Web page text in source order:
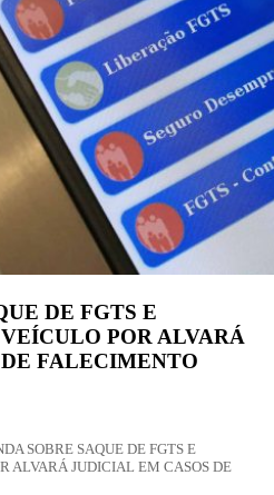
DE FGTS E
POR ALVARÁ
FALECIMENTO
SOBRE SAQUE DE FGTS E
ALVARÁ JUDICIAL EM CASOS DE